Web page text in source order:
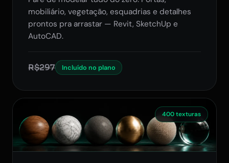
mobiliário, vegetação, esquadrias e detalhes
prontos pra arrastar — Revit, SketchUp e
AutoCAD.
R$297 Incluído no plano
400 texturas